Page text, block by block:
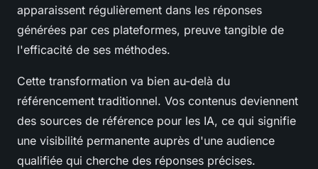
apparaissent régulièrement dans les réponses
générées par ces plateformes, preuve tangible de
l'efficacité de ses méthodes.
Cette transformation va bien au-delà du
référencement traditionnel. Vos contenus deviennent
des sources de référence pour les IA, ce qui signifie
une visibilité permanente auprès d'une audience
qualifiée qui cherche des réponses précises.